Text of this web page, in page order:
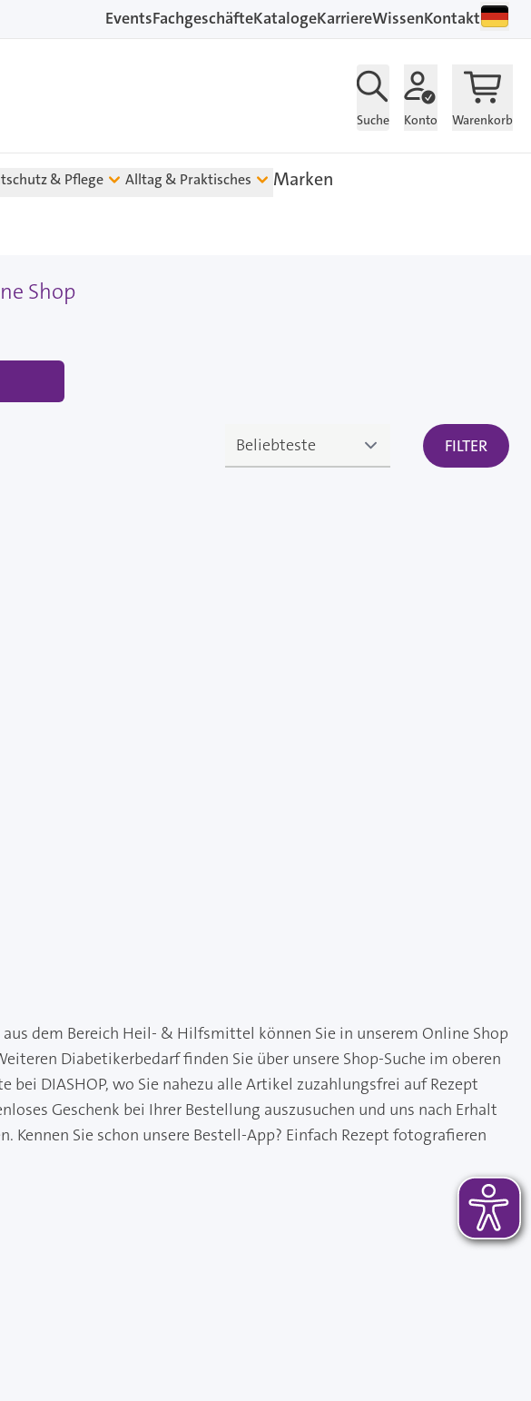
EventsFachgeschäfteKatalogeKarriereWissenKontakt
Suche Konto Warenkorb
& Pflege Alltag & Praktisches Marken
Shop
FILTER
dem Bereich Heil- & Hilfsmittel können Sie in unserem Online Shop
Diabetikerbedarf finden Sie über unsere Shop-Suche im oberen
bei DIASHOP, wo Sie nahezu alle Artikel zuzahlungsfrei auf Rezept
Geschenk bei Ihrer Bestellung auszusuchen und uns nach Erhalt
Kennen Sie schon unsere Bestell-App? Einfach Rezept fotografieren